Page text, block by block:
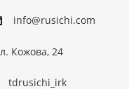
info@rusichi.com
Кожова, 24
tdrusichi_irk